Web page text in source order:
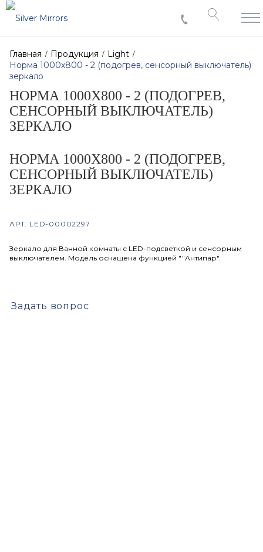
Главная Продукция
Light
Норма 1000х800 - 2 (подогрев, сенсорный выключатель)
зеркало
НОРМА 1000Х800 - 2 (ПОДОГРЕВ,
СЕНСОРНЫЙ ВЫКЛЮЧАТЕЛЬ)
ЗЕРКАЛО
НОРМА 1000Х800 - 2 (ПОДОГРЕВ,
СЕНСОРНЫЙ ВЫКЛЮЧАТЕЛЬ)
ЗЕРКАЛО
АРТ. LED-00002297
Зеркало для Ванной комнаты с LED-подсветкой и сенсорным
выключателем. Модель оснащена функцией ""Антипар".
Задать вопрос